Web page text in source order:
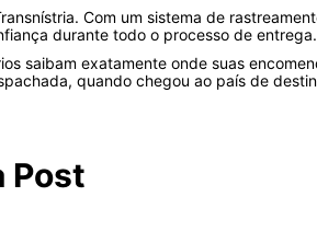
Com um sistema de
durante todo o processo de entrega.
saibam exatamente onde suas
quando chegou ao país de
Post